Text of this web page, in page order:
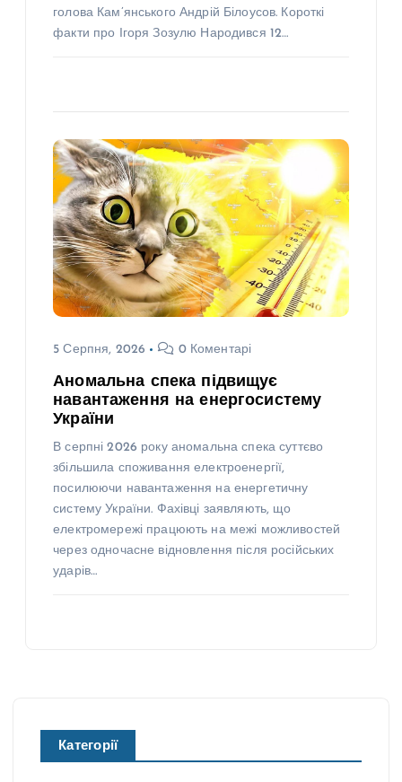
голова Кам’янського Андрій Білоусов. Короткі
факти про Ігоря Зозулю Народився 12…
5 Серпня, 2026 0 Коментарі
Аномальна спека підвищує
навантаження на енергосистему
України
В серпні 2026 року аномальна спека суттєво
збільшила споживання електроенергії,
посилюючи навантаження на енергетичну
систему України. Фахівці заявляють, що
електромережі працюють на межі можливостей
через одночасне відновлення після російських
ударів…
Категорії